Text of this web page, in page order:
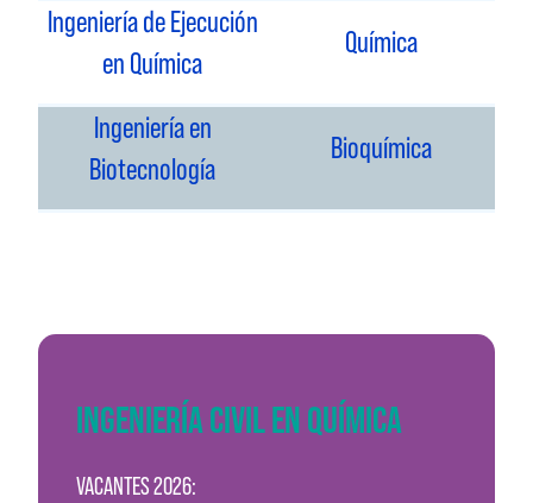
Ingeniería de Ejecución
en Química
Química
Ingeniería en
Biotecnología
Bioquímica
INGENIERÍA CIVIL EN QUÍMICA
VACANTES 2026: